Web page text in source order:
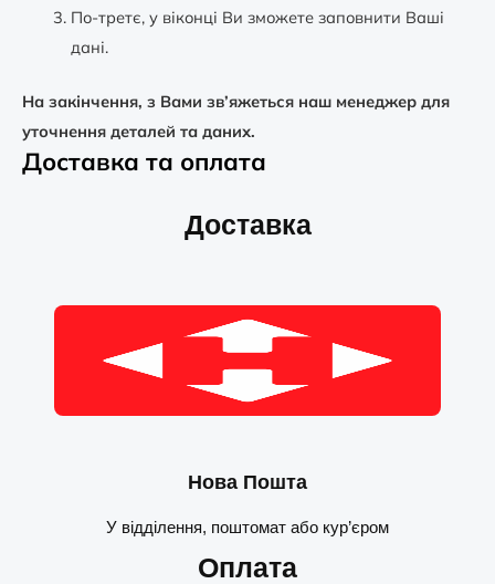
По-третє, у віконці Ви зможете заповнити Ваші
дані.
На закінчення, з Вами зв’яжеться наш менеджер для
уточнення деталей та даних.
Доставка та оплата
Доставка
Нова Пошта
У відділення, поштомат або кур’єром
Оплата